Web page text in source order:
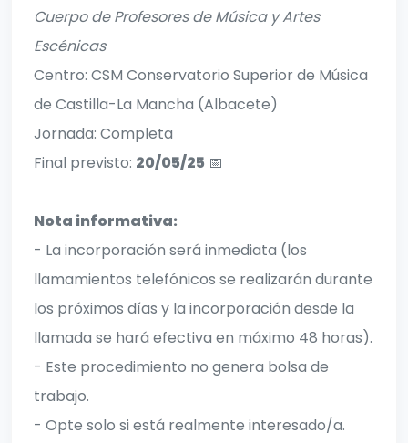
Cuerpo de Profesores de Música y Artes
Escénicas
Centro: CSM Conservatorio Superior de Música
de Castilla-La Mancha (Albacete)
Jornada: Completa
Final previsto: 20/05/25 📅
Nota informativa:
- La incorporación será inmediata (los
llamamientos telefónicos se realizarán durante
los próximos días y la incorporación desde la
llamada se hará efectiva en máximo 48 horas).
- Este procedimiento no genera bolsa de
trabajo.
- Opte solo si está realmente interesado/a.